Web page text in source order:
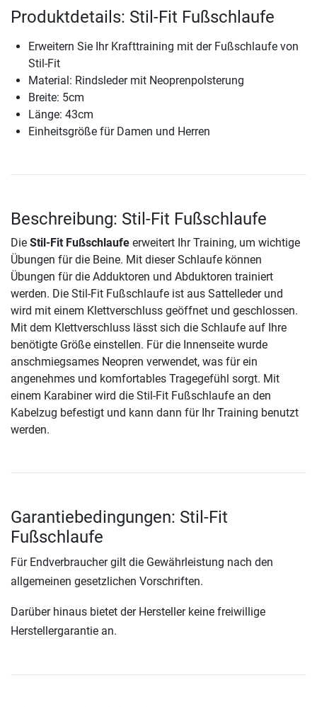
Produktdetails: Stil-Fit Fußschlaufe
Erweitern Sie Ihr Krafttraining mit der Fußschlaufe von
Stil-Fit
Material: Rindsleder mit Neoprenpolsterung
Breite: 5cm
Länge: 43cm
Einheitsgröße für Damen und Herren
Beschreibung: Stil-Fit Fußschlaufe
Die Stil-Fit Fußschlaufe erweitert Ihr Training, um wichtige
Übungen für die Beine. Mit dieser Schlaufe können
Übungen für die Adduktoren und Abduktoren trainiert
werden. Die Stil-Fit Fußschlaufe ist aus Sattelleder und
wird mit einem Klettverschluss geöffnet und geschlossen.
Mit dem Klettverschluss lässt sich die Schlaufe auf Ihre
benötigte Größe einstellen. Für die Innenseite wurde
anschmiegsames Neopren verwendet, was für ein
angenehmes und komfortables Tragegefühl sorgt. Mit
einem Karabiner wird die Stil-Fit Fußschlaufe an den
Kabelzug befestigt und kann dann für Ihr Training benutzt
werden.
Garantiebedingungen: Stil-Fit
Fußschlaufe
Für Endverbraucher gilt die Gewährleistung nach den
allgemeinen gesetzlichen Vorschriften.
Darüber hinaus bietet der Hersteller keine freiwillige
Herstellergarantie an.